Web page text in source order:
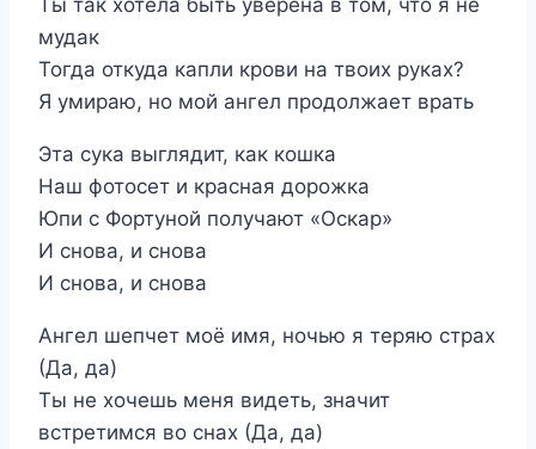
Ты так хотела быть уверена в том, что я не
мудак
Тогда откуда капли крови на твоих руках?
Я умираю, но мой ангел продолжает врать
Эта сука выглядит, как кошка
Наш фотосет и красная дорожка
Юпи с Фортуной получают «Оскар»
И снова, и снова
И снова, и снова
Ангел шепчет моё имя, ночью я теряю страх
(Да, да)
Ты не хочешь меня видеть, значит
встретимся во снах (Да, да)